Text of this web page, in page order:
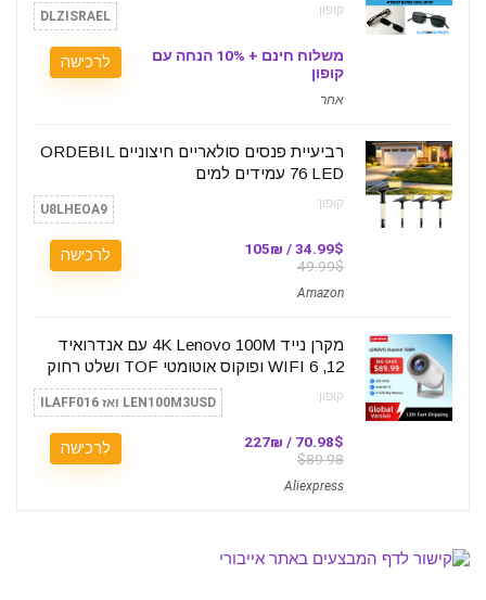
קופון: DLZISRAEL
משלוח חינם + 10% הנחה עם
קופון
אחר
לרכישה
רביעיית פנסים סולאריים חיצוניים ORDEBIL
76 LED עמידים למים
קופון: U8LHEOA9
34.99$ / 105₪
49.99$
Amazon
לרכישה
מקרן נייד 4K Lenovo 100M עם אנדרואיד
12, WIFI 6 ופוקוס אוטומטי TOF ושלט רחוק
קופון: LEN100M3USD ואז ILAFF016
70.98$ / 227₪
$89.98
Aliexpress
לרכישה